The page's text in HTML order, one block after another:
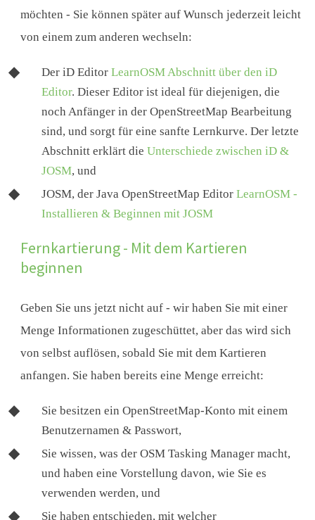
möchten - Sie können später auf Wunsch jederzeit leicht
von einem zum anderen wechseln:
Der iD EditorLearnOSM Abschnitt über den iD
Editor. Dieser Editor ist ideal für diejenigen, die
noch Anfänger in der OpenStreetMap Bearbeitung
sind, und sorgt für eine sanfte Lernkurve. Der letzte
Abschnitt erklärt dieUnterschiede zwischen iD &
JOSM, und
JOSM, der Java OpenStreetMap EditorLearnOSM -
Installieren & Beginnen mit JOSM
Fernkartierung - Mit dem Kartieren
beginnen
Geben Sie uns jetzt nicht auf - wir haben Sie mit einer
Menge Informationen zugeschüttet, aber das wird sich
von selbst auflösen, sobald Sie mit dem Kartieren
anfangen. Sie haben bereits eine Menge erreicht:
Sie besitzen ein OpenStreetMap-Konto mit einem
Benutzernamen & Passwort,
Sie wissen, was der OSM Tasking Manager macht,
und haben eine Vorstellung davon, wie Sie es
verwenden werden, und
Sie haben entschieden, mit welcher